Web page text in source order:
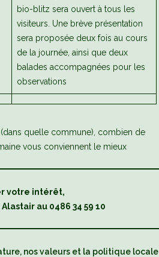
bio-blitz sera ouvert à tous les
visiteurs. Une brève présentation
sera proposée deux fois au cours
de la journée, ainsi que deux
balades accompagnées pour les
observations
quelle commune), combien de
vous conviennent le mieux
votre intérêt,
au 0486 34 59 10
nos valeurs et la politique locale